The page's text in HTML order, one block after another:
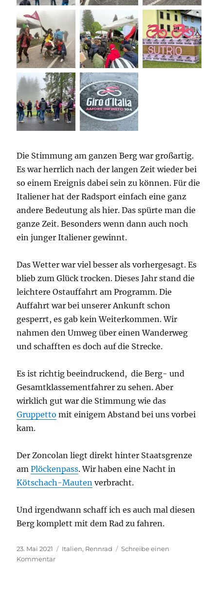
Die Stimmung am ganzen Berg war großartig.
Es war herrlich nach der langen Zeit wieder bei
so einem Ereignis dabei sein zu können. Für die
Italiener hat der Radsport einfach eine ganz
andere Bedeutung als hier. Das spürte man die
ganze Zeit. Besonders wenn dann auch noch
ein junger Italiener gewinnt.
Das Wetter war viel besser als vorhergesagt. Es
blieb zum Glück trocken. Dieses Jahr stand die
leichtere Ostauffahrt am Programm. Die
Auffahrt war bei unserer Ankunft schon
gesperrt, es gab kein Weiterkommen. Wir
nahmen den Umweg über einen Wanderweg
und schafften es doch auf die Strecke.
Es ist richtig beeindruckend, die Berg- und
Gesamtklassementfahrer zu sehen. Aber
wirklich gut war die Stimmung wie das
Gruppetto mit einigem Abstand bei uns vorbei
kam.
Der Zoncolan liegt direkt hinter Staatsgrenze
amPlöckenpass. Wir haben eine Nacht in
Kötschach-Mauten verbracht.
Und irgendwann schaff ich es auch mal diesen
Berg komplett mit dem Rad zu fahren.
Veröffentlicht
am
23. Mai 2021 Kategorien
Italien, Rennrad
Schreibe einen
Kommentarzu